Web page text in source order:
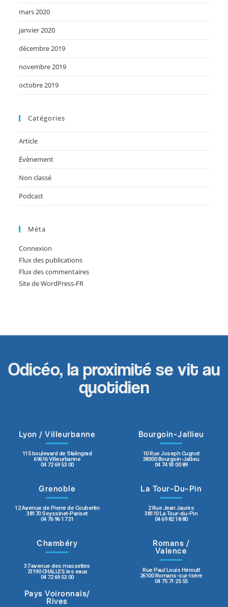
mars 2020
janvier 2020
décembre 2019
novembre 2019
octobre 2019
Catégories
Article
Évènement
Non classé
Podcast
Méta
Connexion
Flux des publications
Flux des commentaires
Site de WordPress-FR
Odicéo, la proximité se vit au
quotidien
Lyon / Villeurbanne
115 boulevard de Stalingrad
69616 Villeurbanne
04 72 69 53 00
Bourgoin-Jallieu
10 Rue Joseph Cugnot
38300 Bourgoin-Jallieu
04 74 93 00 89
Grenoble
12 Avenue de Pierre de Coubertin
38170 Seyssinet-Pariset
04 76 96 17 31
La Tour-Du-Pin
2 Rue Jean Jaurès
38110 La Tour-du-Pin
04 69 82 18 80
Chambéry
37 avenue des massettes
73190 CHALLES les eaux
04 72 69 53 00
Romans /
Valence
Rue Paul Louis Héroult
26100 Romans-sur-Isère
04 75 71 25 55
Pays Voironnais/
Rives